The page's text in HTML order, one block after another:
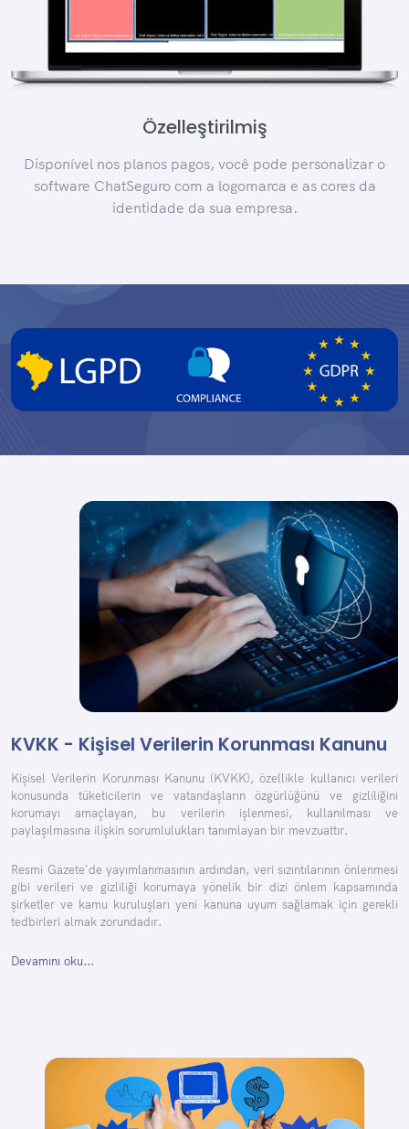
Özelleştirilmiş
Disponível nos planos pagos, você pode personalizar o
software ChatSeguro com a logomarca e as cores da
identidade da sua empresa.
KVKK - Kişisel Verilerin Korunması Kanunu
Kişisel Verilerin Korunması Kanunu (KVKK), özellikle kullanıcı verileri
konusunda tüketicilerin ve vatandaşların özgürlüğünü ve gizliliğini
korumayı amaçlayan, bu verilerin işlenmesi, kullanılması ve
paylaşılmasına ilişkin sorumlulukları tanımlayan bir mevzuattır.
Resmi Gazete'de yayımlanmasının ardından, veri sızıntılarının önlenmesi
gibi verileri ve gizliliği korumaya yönelik bir dizi önlem kapsamında
şirketler ve kamu kuruluşları yeni kanuna uyum sağlamak için gerekli
tedbirleri almak zorundadır.
Devamını oku...